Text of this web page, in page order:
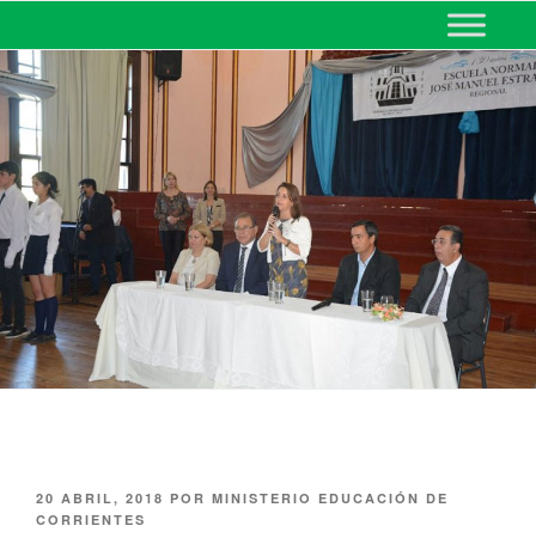
MINISTERIO DE EDUCACIÓN
DE CORRIENTES
20 ABRIL, 2018 POR MINISTERIO EDUCACIÓN DE
CORRIENTES